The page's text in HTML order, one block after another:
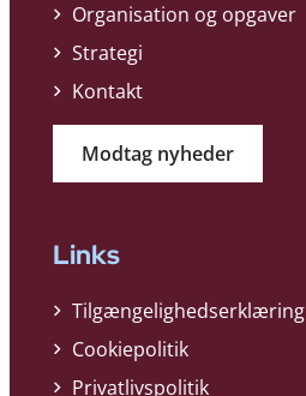
Organisation og opgaver
Strategi
Kontakt
Modtag nyheder
Links
Tilgængelighedserklæring
Cookiepolitik
Privatlivspolitik